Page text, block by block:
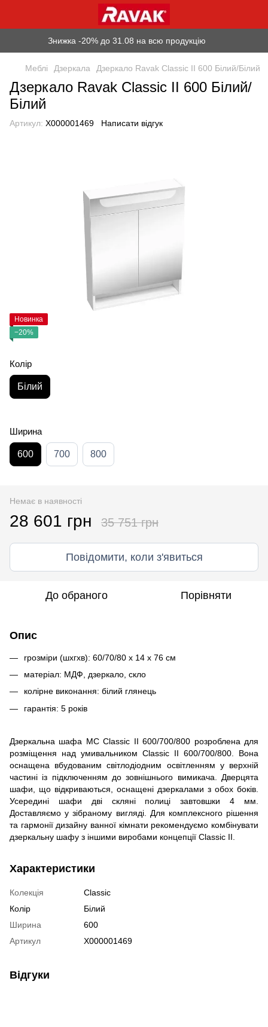
Знижка -20% до 31.08 на всю продукцію
Меблі Дзеркала Дзеркало Ravak Classic II 600 Білий/Білий
Дзеркало Ravak Classic II 600 Білий/
Білий
Артикул: X000001469 Написати відгук
Новинка
−20%
Колір
Білий
Ширина
600 700 800
Немає в наявності
28 601 грн 35 751 грн
Повідомити, коли з'явиться
До обраного Порівняти
Опис
rрозміри (шxгxв): 60/70/80 x 14 x 76 см
матеріал: МДФ, дзеркало, скло
колірне виконання: білий глянець
гарантія: 5 років
Дзеркальна шафа MC Classic II 600/700/800 розроблена для
розміщення над умивальником Classic II 600/700/800. Вона
оснащена вбудованим світлодіодним освітленням у верхній
частині із підключенням до зовнішнього вимикача. Дверцята
шафи, що відкриваються, оснащені дзеркалами з обох боків.
Усередині шафи дві скляні полиці завтовшки 4 мм.
Доставляємо у зібраному вигляді. Для комплексного рішення
та гармонії дизайну ванної кімнати рекомендуємо комбінувати
дзеркальну шафу з іншими виробами концепції Classic II.
Характеристики
Колекція
Classic
Колір
Білий
Ширина
600
Артикул
X000001469
Відгуки